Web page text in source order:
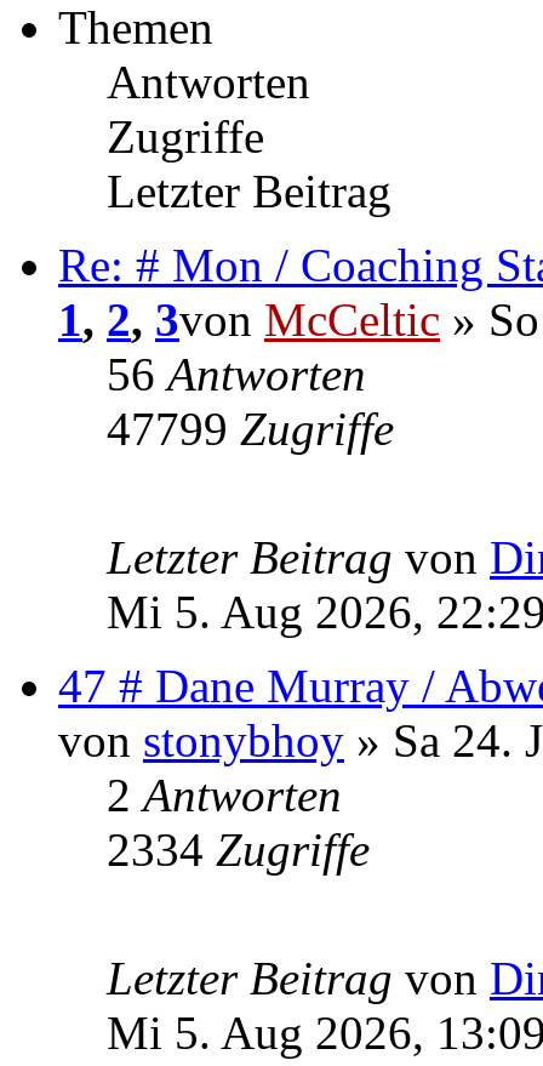
Themen
Antworten
Zugriffe
Letzter Beitrag
Re: # Mon / Coaching
1, 2, 3von McCeltic »
56Antworten
47799 Zugriffe
Letzter Beitrag von
Mi 5. Aug 2026,
47 # Dane Murray /
von stonybhoy » Sa 24.
2Antworten
2334 Zugriffe
Letzter Beitrag von
Mi 5. Aug 2026,